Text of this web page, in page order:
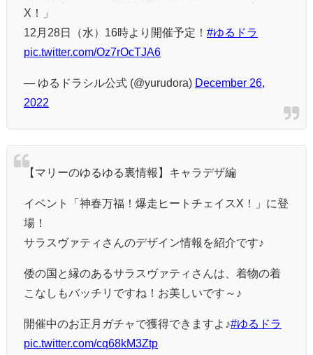
X！」
12月28日（水）16時より開催予定！ #ゆるドラ
pic.twitter.com/Oz7rOcTJA6
— ゆるドラシル公式 (@yurudora) December 26,
2022
【マリーのゆるゆる裏情報】キャラデザ編
イベント「神春万福！爆走ヒートチェイスX！」に登
場！
サラスヴァティさんのデザイン情報を紹介です♪
倭の国と縁のあるサラスヴァティさんは、着物の着
こなしもバッチリですね！お美しいです～♪
開催中のお正月ガチャで獲得できますよ♪#ゆるドラ
pic.twitter.com/cq68kM3Ztp